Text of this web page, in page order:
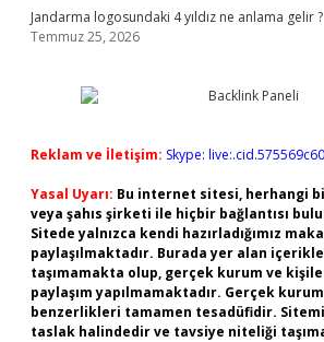
Jandarma logosundaki 4 yıldız ne anlama gelir ?
Temmuz 25, 2026
Reklam ve İletişim: Skype:
Yasal Uyarı: Bu internet sitesi, herhangi
veya şahıs şirketi ile hiçbir bağlantısı
Sitede yalnızca kendi hazırladığımız
paylaşılmaktadır. Burada yer alan
taşımamakta olup, gerçek kurum ve
paylaşım yapılmamaktadır. Gerçek
benzerlikleri tamamen tesadüfidir.
taslak halindedir ve tavsiye niteliği